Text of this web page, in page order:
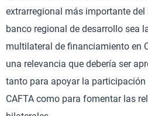
extrarregional más importante del
banco regional de desarrollo sea
multilateral de financiamiento en
una relevancia que debería ser
tanto para apoyar la participación
CAFTA como para fomentar las